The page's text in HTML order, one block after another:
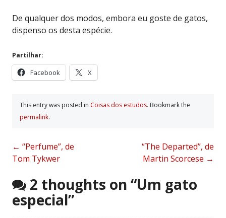
De qualquer dos modos, embora eu goste de gatos,
dispenso os desta espécie.
Partilhar:
Facebook X
This entry was posted in Coisas dos estudos. Bookmark the
permalink.
Post
navigation
← “Perfume”, de
Tom Tykwer
“The Departed”, de
Martin Scorcese →
2 thoughts on “Um gato
especial”